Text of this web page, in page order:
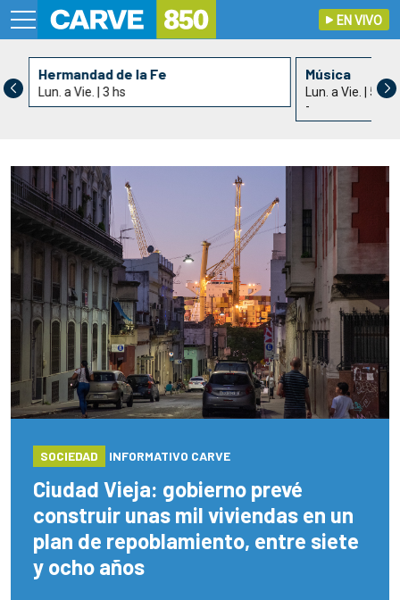
EN VIVO
Hermandad de la Fe
Lun. a Vie. | 3 hs
Música
Lun. a Vie. | 5 hs
-
SOCIEDAD INFORMATIVO CARVE
Ciudad Vieja: gobierno prevé
construir unas mil viviendas en un
plan de repoblamiento, entre siete
y ocho años